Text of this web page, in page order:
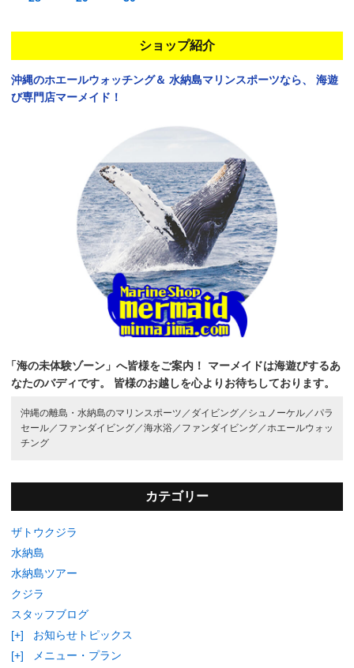
ショップ紹介
沖縄のホエールウォッチング＆ 水納島マリンスポーツなら、
海遊
び専門店マーメイド！
「海の未体験ゾーン」へ皆様をご案内！
マーメイドは海遊びするあ
なたのバディです。
皆様のお越しを心よりお待ちしております。
沖縄の離島・水納島のマリンスポーツ／ ダイビング／ シュノーケル／ パラ
セール／ ファンダイビング／海水浴／ ファンダイビング／ ホエールウォッ
チング
カテゴリー
ザトウクジラ
水納島
水納島ツアー
クジラ
スタッフブログ
[+]
お知らせトピックス
[+]
メニュー・プラン